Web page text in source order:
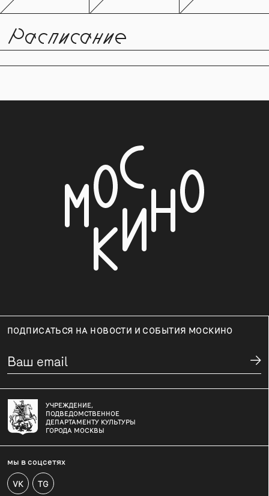
Расписание
ПОДПИСАТЬСЯ НА НОВОСТИ И СОБЫТИЯ МОСКИНО
УЧРЕЖДЕНИЕ,
ПОДВЕДОМСТВЕННОЕ
ДЕПАРТАМЕНТУ КУЛЬТУРЫ
ГОРОДА МОСКВЫ
мы в соцсетях
VK TG